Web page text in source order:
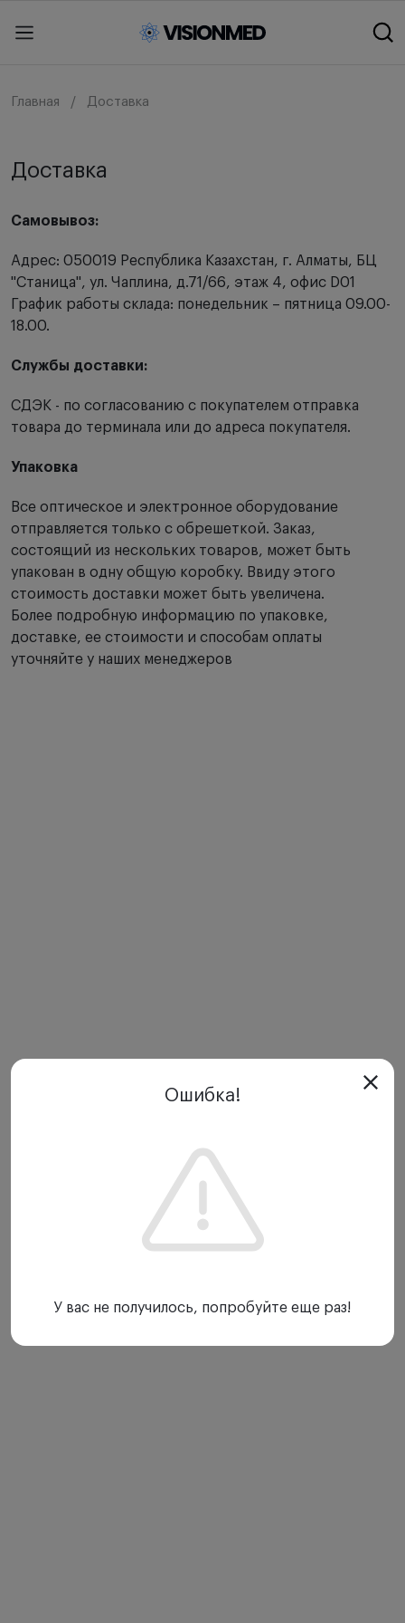
Главная Доставка
Доставка
Самовывоз:
Адрес: 050019 Республика Казахстан, г. Алматы, БЦ
"Станица", ул. Чаплина, д.71/66, этаж 4, офис D01
График работы склада: понедельник – пятница 09.00-
18.00.
Службы доставки:
СДЭК - по согласованию с покупателем отправка
товара до терминала или до адреса покупателя.
Упаковка
Все оптическое и электронное оборудование
отправляется только с обрешеткой. Заказ,
состоящий из нескольких товаров, может быть
упакован в одну общую коробку. Ввиду этого
стоимость доставки может быть увеличена.
Более подробную информацию по упаковке,
доставке, ее стоимости и способам оплаты
уточняйте у наших менеджеров
Ошибка!
У вас не получилось, попробуйте еще раз!